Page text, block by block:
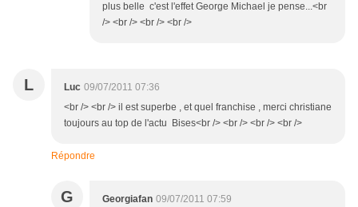
plus belle c'est l'effet George Michael je pense...<br
/> <br /> <br /> <br />
L Luc 09/07/2011 07:36
<br /> <br /> il est superbe , et quel franchise , merci christiane
toujours au top de l'actu Bises<br /> <br /> <br /> <br />
Répondre
G Georgiafan 09/07/2011 07:59